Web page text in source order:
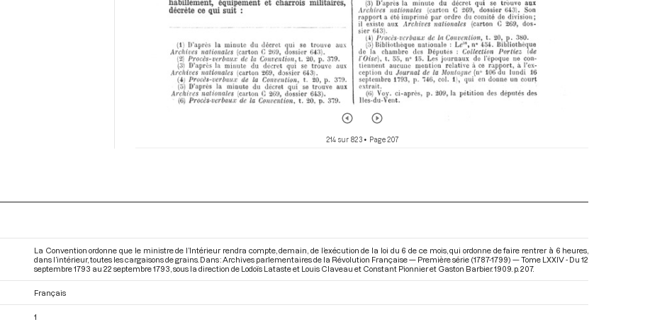
214 sur 823• Page 207
La Convention ordonne que le ministre de l’Intérieur rendra compte, demain, de l’exécution de la loi du 6 de ce mois, qui ordonne de faire rentrer à 6 heures,
dans l’intérieur, toutes les cargaisons de grains. Dans : Archives parlementaires de la Révolution Française — Première série (1787-1799) — Tome LXXIV - Du 12
septembre 1793 au 22 septembre 1793 , sous la direction de Lodoïs Lataste et Louis Claveau et Constant Pionnier et Gaston Barbier. 1909. p. 207.
Français
1